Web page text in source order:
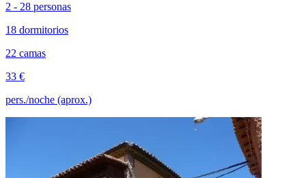
2 - 28 personas
18 dormitorios
22 camas
33 €
pers./noche (aprox.)